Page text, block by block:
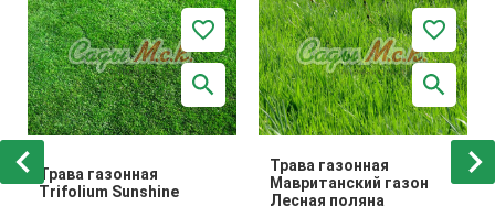
Трава газонная
Trifolium Sunshine
Трава газонная
Мавританский газон
Лесная поляна